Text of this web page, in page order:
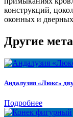
конструкций,
оконных и
Другие
Андалузия «Люкс»
Подробнее